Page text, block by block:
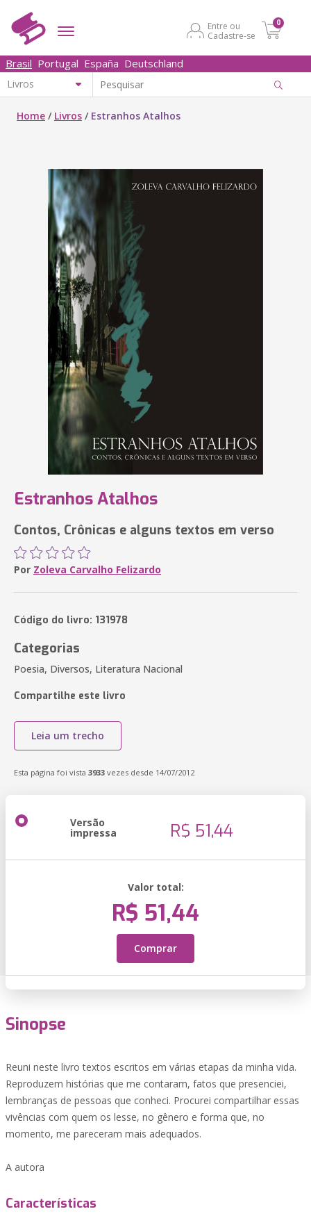
Entre ou
Cadastre-se
0
Brasil Portugal España Deutschland
Home / Livros / Estranhos Atalhos
Estranhos Atalhos
Contos, Crônicas e alguns textos em verso
Por Zoleva Carvalho Felizardo
Código do livro: 131978
Categorias
Poesia, Diversos, Literatura Nacional
Compartilhe este livro
Leia um trecho
Esta página foi vista 3933 vezes desde 14/07/2012
Versão
impressa R$ 51,44
Valor total:
R$ 51,44
Comprar
Sinopse
Reuni neste livro textos escritos em várias etapas da minha vida.
Reproduzem histórias que me contaram, fatos que presenciei,
lembranças de pessoas que conheci. Procurei compartilhar essas
vivências com quem os lesse, no gênero e forma que, no
momento, me pareceram mais adequados.
A autora
Características